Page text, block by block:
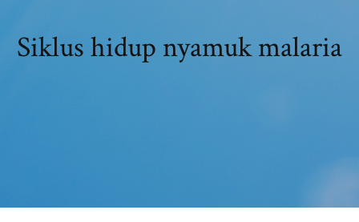
Siklus hidup nyamuk malaria